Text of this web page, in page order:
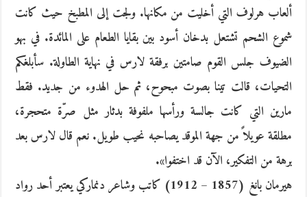
ألعاب هرلوف التي أخليت من مكانها. ولجت إلى المطبخ حيث كانت
شموع الشحم تشتعل بدخان أسود بين بقايا الطعام على المائدة. في بهو
الضيوف جلس القوم صامتين برفقة لارس في نهاية الطاولة. سأبلغكم
التحيات، قالت تينا بصوت مبحوح، ثم حل الهدوء من جديد. فقط
مارين التي كانت جالسة ورأسها ملفوفة بدثار مثل صرّة متحجرة،
مطلقة عويلاً من جهة الموقد يصاحبه نحيب طويل. نعم قال لارس بعد
برهة من التفكير، الآن قد اختفوا».
هيرمان بانغ (1857 – 1912) كاتب وشاعر دنماركي يعتبر أحد رواد